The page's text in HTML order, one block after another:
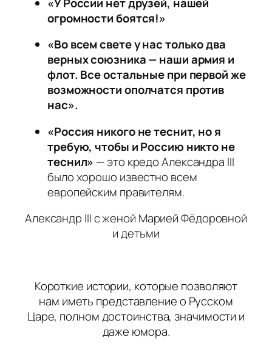
огромности боятся!»
«Во всем свете у нас только два
верных союзника — наши армия и
флот. Все остальные при первой же
возможности ополчатся против
нас».
«Россия никого не теснит, но я
требую, чтобы и Россию никто не
теснил» — это кредо Александра III
было хорошо известно всем
европейским правителям.
Александр III с женой Марией Фёдоровной
и детьми
Короткие истории, которые позволяют
нам иметь представление о Русском
Царе, полном достоинства, значимости и
даже юмора.